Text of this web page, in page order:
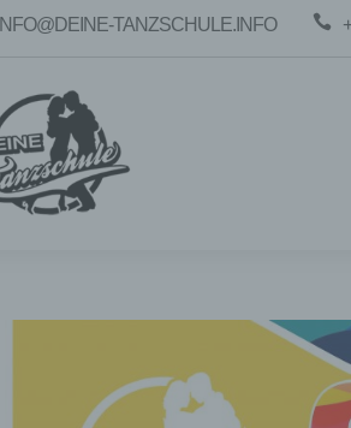
INFO@DEINE-TANZSCHULE.INFO 